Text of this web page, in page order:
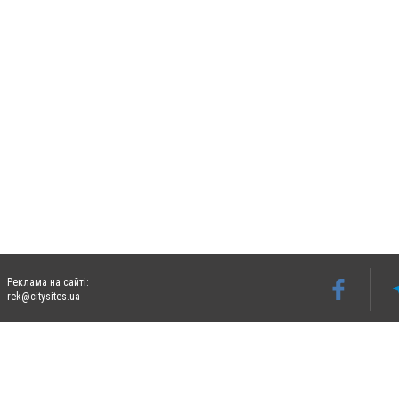
Реклама на сайті:
rek@citysites.ua